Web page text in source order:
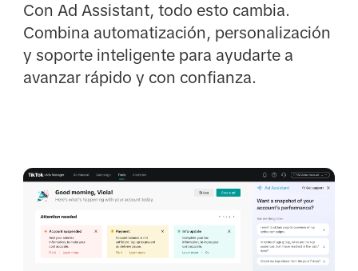
Con Ad Assistant, todo esto cambia.
Combina automatización, personalización
y soporte inteligente para ayudarte a
avanzar rápido y con confianza.